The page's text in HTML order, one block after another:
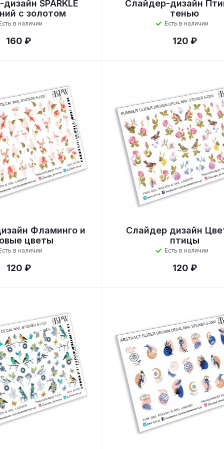
SPARKLE
с золотом
в наличии
160 ₽
Слайдер-дизайн
тенью
Есть в наличии
120 ₽
Фламинго и
цветы
в наличии
120 ₽
Слайдер дизайн
птицы
Есть в наличии
120 ₽